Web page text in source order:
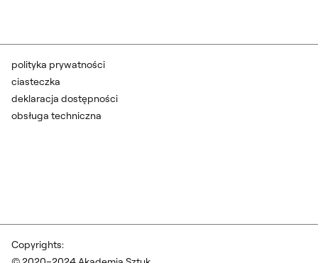
Copyrights:
polityka prywatności
ciasteczka
deklaracja dostępności
obsługa techniczna